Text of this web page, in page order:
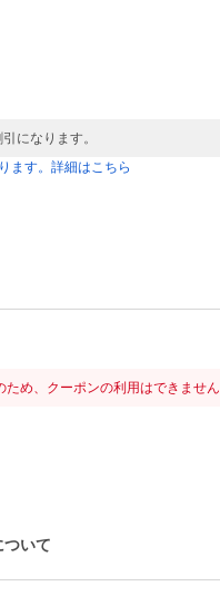
になります。
ます。詳細はこちら
ため、クーポンの利用はできません
ついて